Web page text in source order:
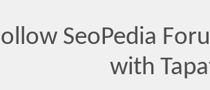
SeoPedia
with